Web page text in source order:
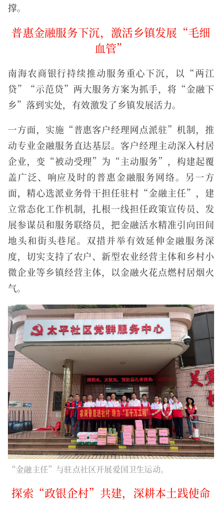
撑。
普惠金融服务下沉，激活乡镇发展“毛细
血管”
南海农商银行持续推动服务重心下沉，以“两江
贷”“示范贷”两大服务方案为抓手，将“金融下
乡”落到实处，有效激发了乡镇发展活力。
一方面，实施“普惠客户经理网点派驻”机制，推
动专业金融服务直达基层。客户经理主动深入村居
企业，变“被动受理”为“主动服务”，构建起覆
盖广泛、响应及时的普惠金融服务网络。另一方
面，精心选派业务骨干担任驻村“金融主任”，建
立常态化工作机制，扎根一线担任政策宣传员、发
展参谋员和服务联络员，把金融活水精准引向田间
地头和街头巷尾。双措并举有效延伸金融服务深
度，切实支持了农户、新型农业经营主体和乡村小
微企业等乡镇经营主体，以金融火花点燃村居烟火
气。
“金融主任”与驻点社区开展爱国卫生运动。
探索“政银企村”共建，深耕本土践使命